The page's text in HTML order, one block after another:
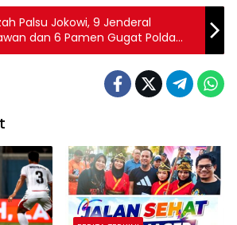
Palsu Jokowi, 9 Jenderal
dan 6 Pamen Gugat Polda